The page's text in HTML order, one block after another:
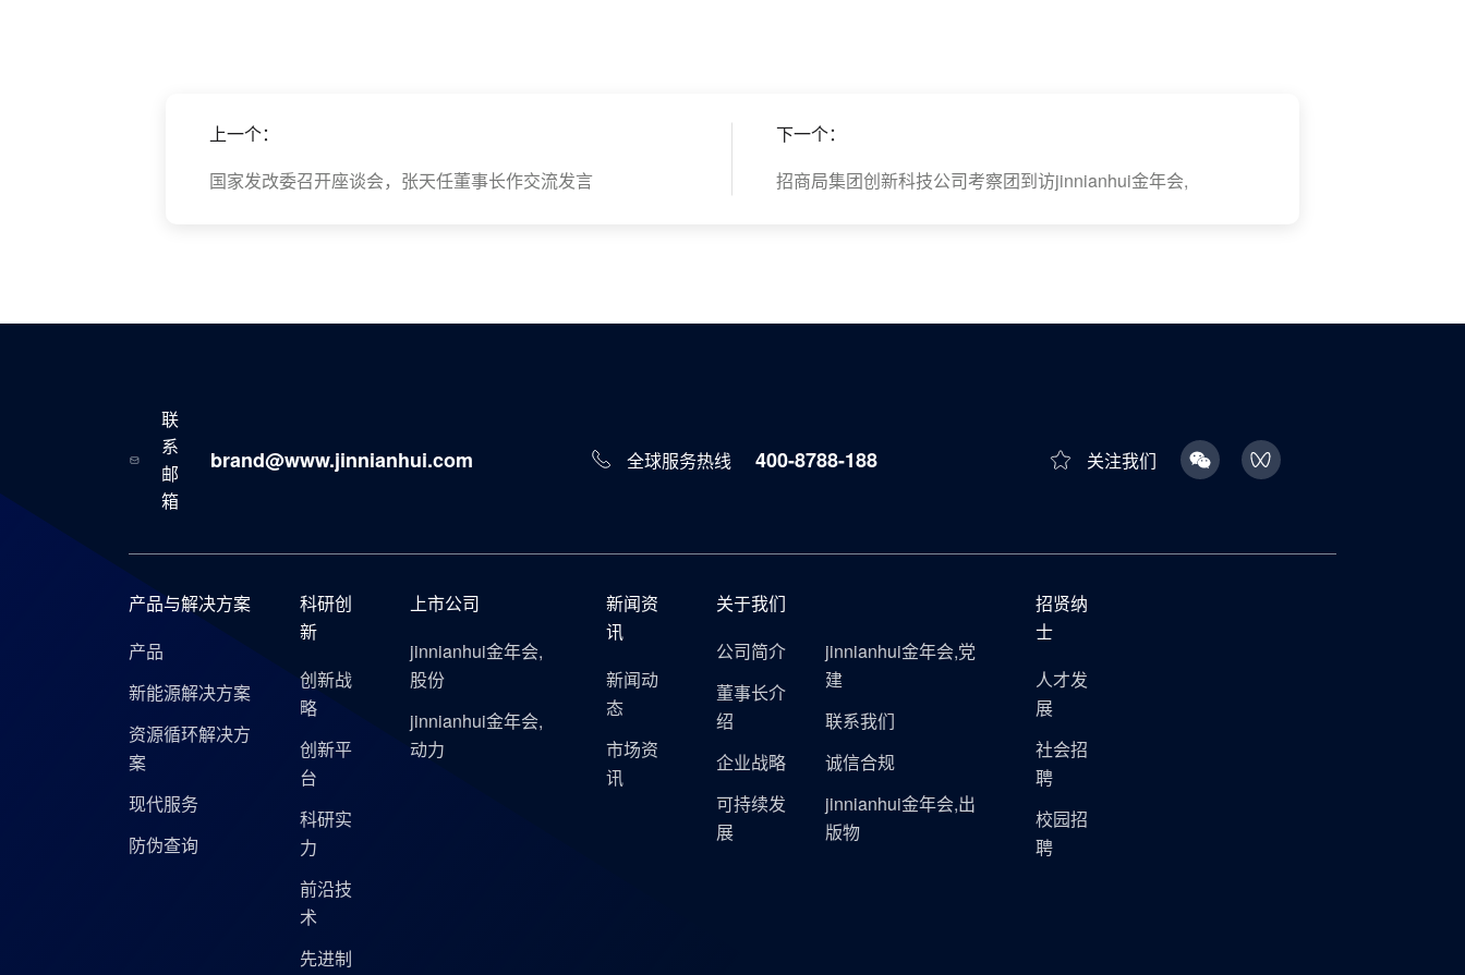
上一个：
国家发改委召开座谈会，张天任董事长作交流发言
下一个：
招商局集团创新科技公司考察团到访jinnianhui金年会,
联
系
邮
箱
brand@www.jinnianhui.com 全球服务热线 400-8788-188 关注我们
产品与解决方案
产品
新能源解决方案
资源循环解决方
案
现代服务
防伪查询
科研创
新
创新战
略
创新平
台
科研实
力
前沿技
术
先进制
上市公司
jinnianhui金年会,
股份
jinnianhui金年会,
动力
新闻资
讯
新闻动
态
市场资
讯
关于我们
公司简介
董事长介
绍
企业战略
可持续发
展
jinnianhui金年会,党
建
联系我们
诚信合规
jinnianhui金年会,出
版物
招贤纳
士
人才发
展
社会招
聘
校园招
聘